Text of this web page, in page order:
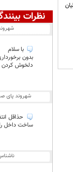
نظرات
با سلام
بدون
دلخوش کردن
شهروند پای
حذاقل
ساخت داخل را